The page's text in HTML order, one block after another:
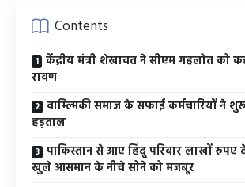
Contents
केंद्रीय मंत्री शेखावत ने सीएम गहलोत को
रावण
वाम्ल्मिकी समाज के सफाई कर्मचारियों ने
हड़ताल
पाकिस्तान से आए हिंदू परिवार लाखों रुपए
खुले आसमान के नीचे सोने को मजबूर